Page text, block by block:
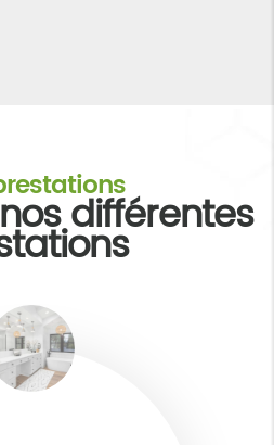
différentes